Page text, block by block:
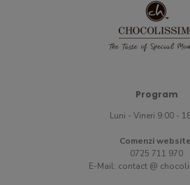
Program
Luni - Vineri 9:00 -
Comenzi
0725 711 970
E-Mail: contact @